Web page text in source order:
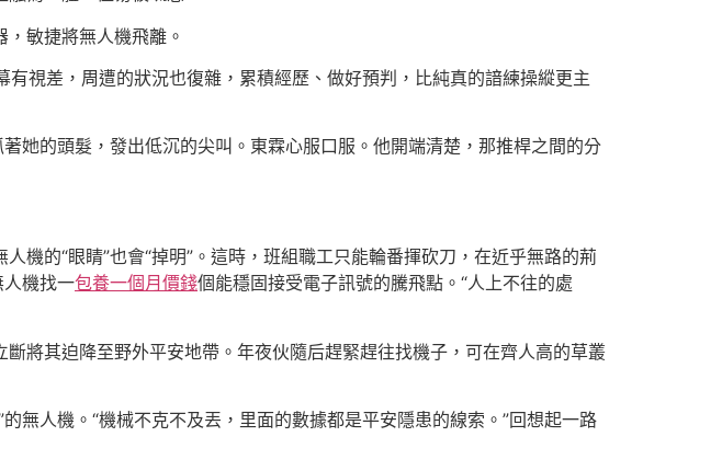
敏捷將無人機飛離。
視差，周遭的狀況也復雜，累積經歷、做好預判，比純真的諳練操縱更主
她的頭髮，發出低沉的尖叫。東霖心服口服。他開端清楚，那推桿之間的分
人機的“眼睛”也會“掉明”。這時，班組職工只能輪番揮砍刀，在近乎無路的荊
機找一包養一個月價錢個能穩固接受電子訊號的騰飛點。“人上不往的處
將其迫降至野外平安地帶。年夜伙隨后趕緊趕往找機子，可在齊人高的草叢
的無人機。“機械不克不及丟，里面的數據都是平安隱患的線索。”回想起一路